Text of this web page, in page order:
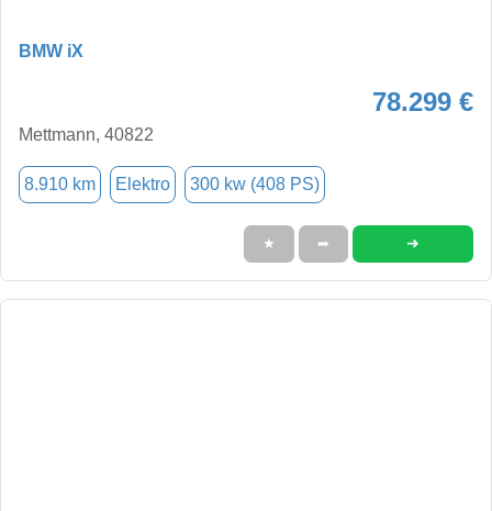
BMW iX
78.299 €
Mettmann, 40822
8.910 km Elektro 300 kw (408 PS)
★ ➦ ➜